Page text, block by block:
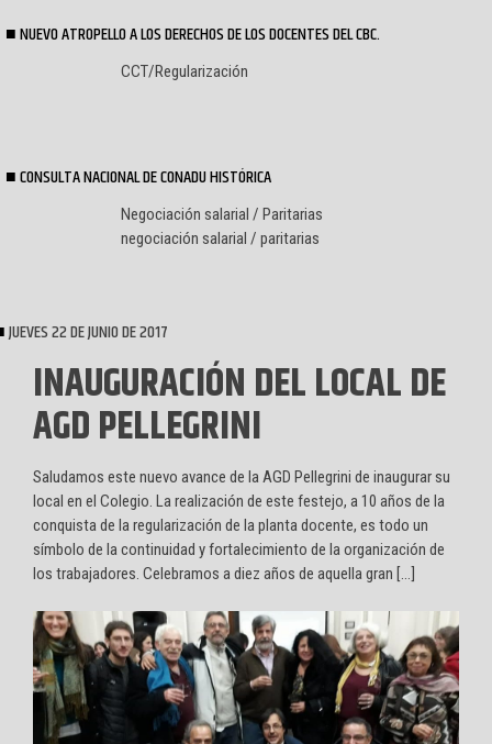
NUEVO ATROPELLO A LOS DERECHOS DE LOS DOCENTES DEL CBC.
CCT/Regularización
CONSULTA NACIONAL DE CONADU HISTÓRICA
Negociación salarial / Paritarias
negociación salarial / paritarias
JUEVES 22 DE JUNIO DE 2017
INAUGURACIÓN DEL LOCAL DE
AGD PELLEGRINI
Saludamos este nuevo avance de la AGD Pellegrini de inaugurar su
local en el Colegio. La realización de este festejo, a 10 años de la
conquista de la regularización de la planta docente, es todo un
símbolo de la continuidad y fortalecimiento de la organización de
los trabajadores. Celebramos a diez años de aquella gran […]